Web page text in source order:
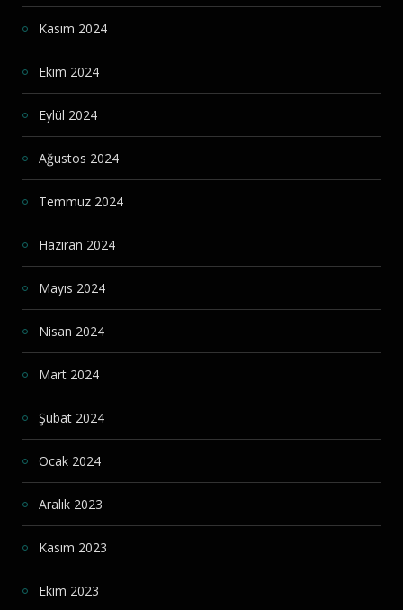
Kasım 2024
Ekim 2024
Eylül 2024
Ağustos 2024
Temmuz 2024
Haziran 2024
Mayıs 2024
Nisan 2024
Mart 2024
Şubat 2024
Ocak 2024
Aralık 2023
Kasım 2023
Ekim 2023